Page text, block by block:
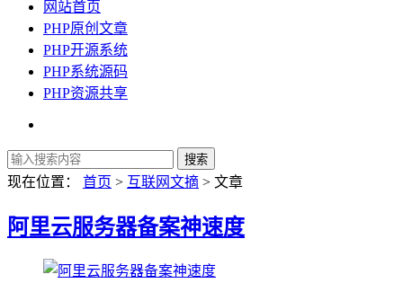
网站首页
PHP原创文章
PHP开源系统
PHP系统源码
PHP资源共享
现在位置： 首页 > 互联网文摘 > 文章
阿里云服务器备案神速度